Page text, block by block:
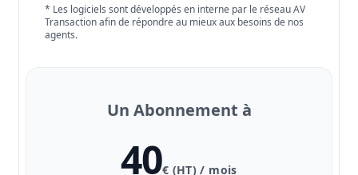
* Les logiciels sont développés en interne par le réseau AV
Transaction afin de répondre au mieux aux besoins de nos
agents.
Un Abonnement à
40€ (HT) / mois